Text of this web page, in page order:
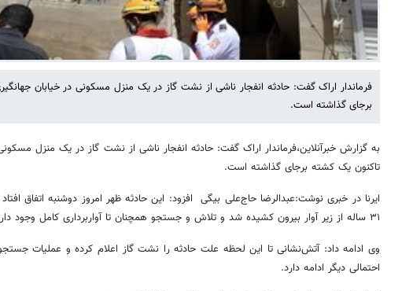
فرماندار اراک گفت: حادثه انفجار ناشی از نشت گاز در یک منزل مسکونی در خیابان
برجای گذاشته است.
به گزارش خبرآنلاین،فرماندار اراک گفت: حادثه انفجار ناشی از نشت گاز در یک منزل
تاکنون یک کشته برجای گذاشته است.
ایرنا در خبری نوشت:عبدالرضا حاج‌علی بیگی افزود: این حادثه ظهر امروز دوشنبه اتفاق
۳۱ ساله از زیر آوار بیرون کشیده شد و تلاش و جستجو همچنان تا آواربرداری کامل وجود دارد.
وی ادامه داد: آتش‌نشانی تا این لحظه علت حادثه را نشت گاز اعلام کرده و عملیات
احتمالی دیگر ادامه دارد.